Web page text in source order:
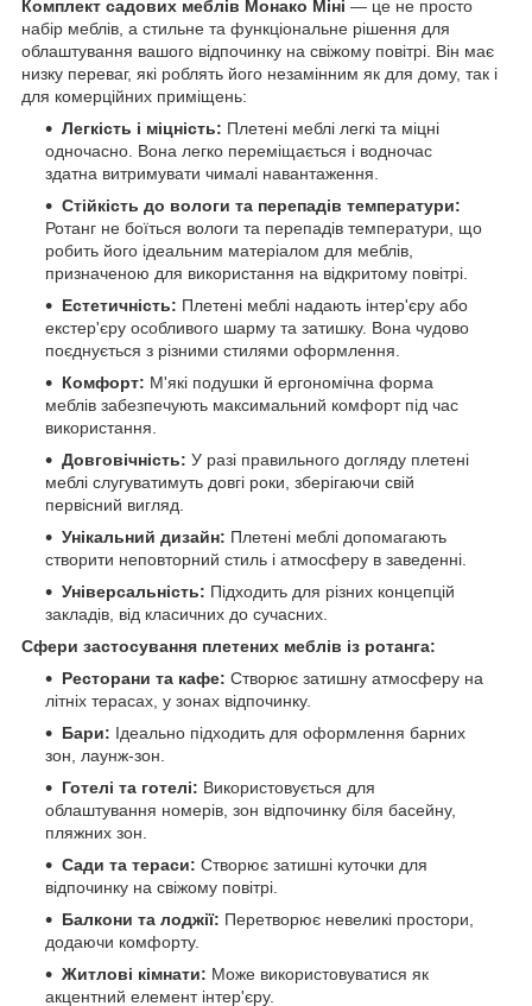
Комплект садових меблів Монако Міні — це не просто
набір меблів, а стильне та функціональне рішення для
облаштування вашого відпочинку на свіжому повітрі. Він має
низку переваг, які роблять його незамінним як для дому, так і
для комерційних приміщень:
Легкість і міцність: Плетені меблі легкі та міцні
одночасно. Вона легко переміщається і водночас
здатна витримувати чималі навантаження.
Стійкість до вологи та перепадів температури:
Ротанг не боїться вологи та перепадів температури, що
робить його ідеальним матеріалом для меблів,
призначеною для використання на відкритому повітрі.
Естетичність: Плетені меблі надають інтер'єру або
екстер'єру особливого шарму та затишку. Вона чудово
поєднується з різними стилями оформлення.
Комфорт: М'які подушки й ергономічна форма
меблів забезпечують максимальний комфорт під час
використання.
Довговічність: У разі правильного догляду плетені
меблі слугуватимуть довгі роки, зберігаючи свій
первісний вигляд.
Унікальний дизайн: Плетені меблі допомагають
створити неповторний стиль і атмосферу в заведенні.
Універсальність: Підходить для різних концепцій
закладів, від класичних до сучасних.
Сфери застосування плетених меблів із ротанга:
Ресторани та кафе: Створює затишну атмосферу на
літніх терасах, у зонах відпочинку.
Бари: Ідеально підходить для оформлення барних
зон, лаунж-зон.
Готелі та готелі: Використовується для
облаштування номерів, зон відпочинку біля басейну,
пляжних зон.
Сади та тераси: Створює затишні куточки для
відпочинку на свіжому повітрі.
Балкони та лоджії: Перетворює невеликі простори,
додаючи комфорту.
Житлові кімнати: Може використовуватися як
акцентний елемент інтер'єру.